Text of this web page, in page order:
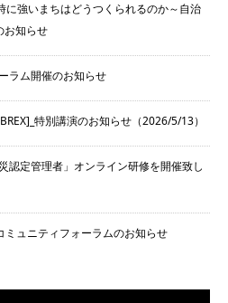
強いまちはどうつくられるのか～自治
お知らせ
ラム開催のお知らせ
特別講演のお知らせ（2026/5/13）
認定管理者」オンライン研修を開催致し
ュニティフォーラムのお知らせ